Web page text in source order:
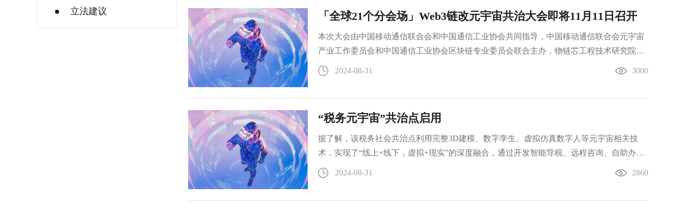
立法建议 「全球21个分会场」Web3链改元宇宙共治大会即将11月11日召开
本次大会由中国移动通信联合会和中国通信工业协会共同指导，中国移动通信联合会元宇宙
产业工作委员会和中国通信工业协会区块链专业委员会联合主办，物链芯工程技术研究院
（北京）股份有限公司承办，央链直播（深圳）有限公司、金色财经、中关村大数据产业联
3000
2024-08-31
“税务元宇宙”共治点启用
据了解，该税务社会共治点利用完整3D建模、数字孪生、虚拟仿真数字人等元宇宙相关技
术，实现了“线上+线下，虚拟+现实”的深度融合，通过开发智能导税、远程咨询、自助办
税、课程点播等功能，为纳税人、缴费人提供能够有效互动的办税服务。这一税务社会共治
2860
2024-08-31